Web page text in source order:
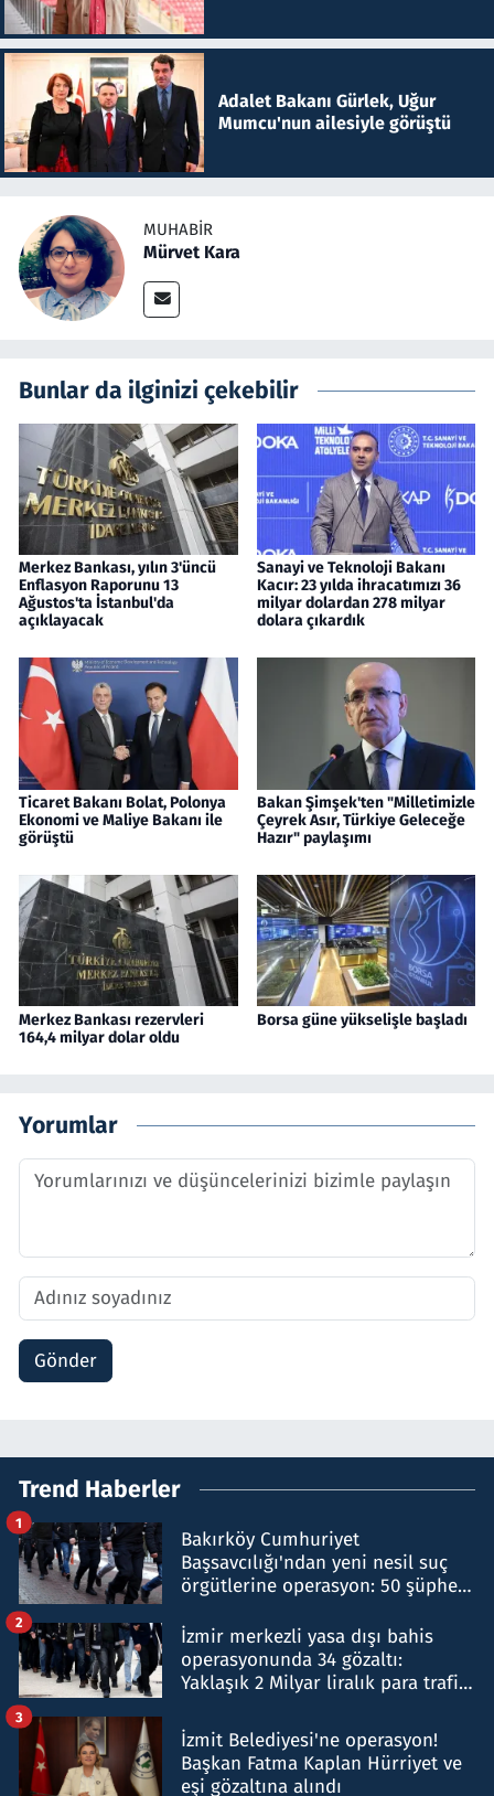
Adalet Bakanı Gürlek, Uğur
Mumcu'nun ailesiyle görüştü
MUHABIR
Mürvet Kara
Bunlar da ilginizi çekebilir
Merkez Bankası, yılın 3'üncü
Enflasyon Raporunu 13
Ağustos'ta İstanbul'da
açıklayacak
Sanayi ve Teknoloji Bakanı
Kacır: 23 yılda ihracatımızı 36
milyar dolardan 278 milyar
dolara çıkardık
Ticaret Bakanı Bolat, Polonya
Ekonomi ve Maliye Bakanı ile
görüştü
Bakan Şimşek'ten "Milletimizle
Çeyrek Asır, Türkiye Geleceğe
Hazır" paylaşımı
Merkez Bankası rezervleri
164,4 milyar dolar oldu
Borsa güne yükselişle başladı
Yorumlar
Gönder
Trend Haberler
Bakırköy Cumhuriyet
Başsavcılığı'ndan yeni nesil suç
örgütlerine operasyon: 50 şüpheli
1
İzmir merkezli yasa dışı bahis
operasyonunda 34 gözaltı:
Yaklaşık 2 Milyar liralık para trafiği
2
İzmit Belediyesi'ne operasyon!
Başkan Fatma Kaplan Hürriyet ve
eşi gözaltına alındı
3